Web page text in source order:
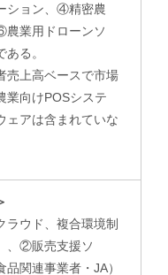
ション、④精密農
業用ドローンソ
る。
売上高ベースで市場
業向けPOSシステ
ェアは含まれていな
ウド、複合環境制
、②販売支援ソ
関連事業者・JA）